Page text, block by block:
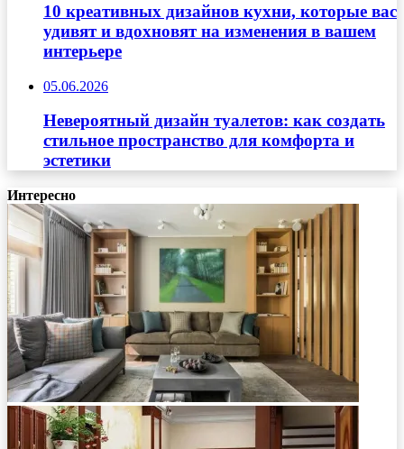
10 креативных дизайнов кухни, которые вас
удивят и вдохновят на изменения в вашем
интерьере
05.06.2026
Невероятный дизайн туалетов: как создать
стильное пространство для комфорта и
эстетики
Интересно